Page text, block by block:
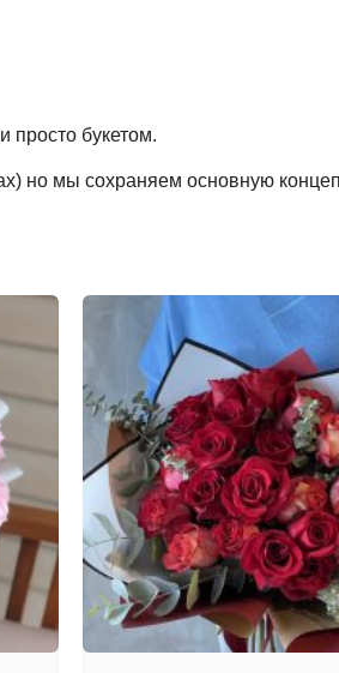
просто букетом.
но мы сохраняем основную